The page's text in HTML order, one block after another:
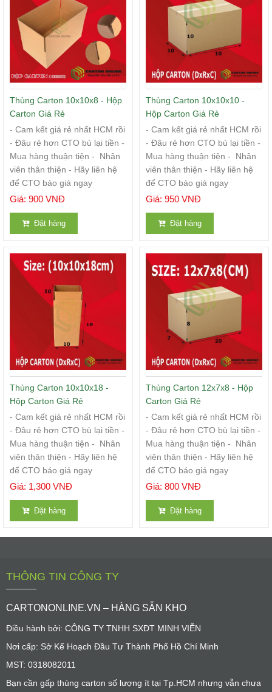
Thùng Carton 10x10x8 - Hộp
Carton Giá Rẻ
- Cam kết giá rẻ nhất HCM rồi
- Đâu rẻ hơn CTO bù lại tiền -
Mua hàng thuận tiện - Nhân
viên thân thiện - Hãy liên hệ
để CTO báo giá ngay
Giá: 900 VNĐ
Đặt hàng
Thùng Carton 10x10x10 -
Hộp Carton Giá Rẻ
- Cam kết giá rẻ nhất HCM rồi
- Đâu rẻ hơn CTO bù lại tiền -
Mua hàng thuận tiện - Nhân
viên thân thiện - Hãy liên hệ
để CTO báo giá ngay
Giá: 950 VNĐ
Đặt hàng
Thùng Carton 10x10x18 -
Hộp Carton Giá Rẻ
- Cam kết giá rẻ nhất HCM rồi
- Đâu rẻ hơn CTO bù lại tiền -
Mua hàng thuận tiện - Nhân
viên thân thiện - Hãy liên hệ
để CTO báo giá ngay
Giá: 1,300 VNĐ
Đặt hàng
Thùng Carton 12x7x8 - Hộp
Carton Giá Rẻ
- Cam kết giá rẻ nhất HCM rồi
- Đâu rẻ hơn CTO bù lại tiền -
Mua hàng thuận tiện - Nhân
viên thân thiện - Hãy liên hệ
để CTO báo giá ngay
Giá: 800 VNĐ
Đặt hàng
THÔNG TIN CÔNG TY
CARTONONLINE.VN – HÀNG SẴN KHO
Điều hành bởi: CÔNG TY TNHH SXĐT MINH VIỄN
Nơi cấp: Sở Kế Hoạch Đầu Tư Thành Phố Hồ Chí Minh
MST: 0318082011
Bạn cần gấp thùng carton số lượng ít tại Tp.HCM nhưng vẫn chưa